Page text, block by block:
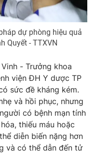
video
Thể thao
sản
lòng Việt
dự phòng hiệu quả
Quyết - TTXVN
- Trưởng khoa
viện ĐH Y dược TP
sức đề kháng kém.
và hồi phục, nhưng
có bệnh mạn tính
thiếu máu hoặc
diễn biến nặng hơn
và có thể dẫn đến tử